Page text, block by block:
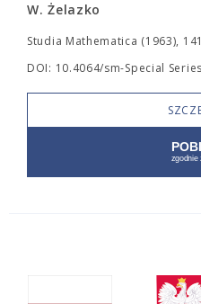
W. Żelazko
Studia Mathematica (1963),
DOI: 10.4064/sm-Special